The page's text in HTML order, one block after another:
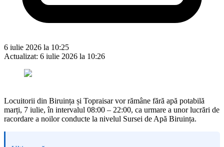
6 iulie 2026 la 10:25
Actualizat: 6 iulie 2026 la 10:26
Locuitorii din Biruința și Topraisar vor rămâne fără apă potabilă
marți, 7 iulie, în intervalul 08:00 – 22:00, ca urmare a unor lucrări de
racordare a noilor conducte la nivelul Sursei de Apă Biruința.